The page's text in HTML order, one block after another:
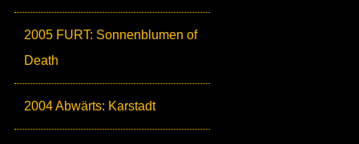
2005 FURT: Sonnenblumen of
Death
2004 Abwärts: Karstadt